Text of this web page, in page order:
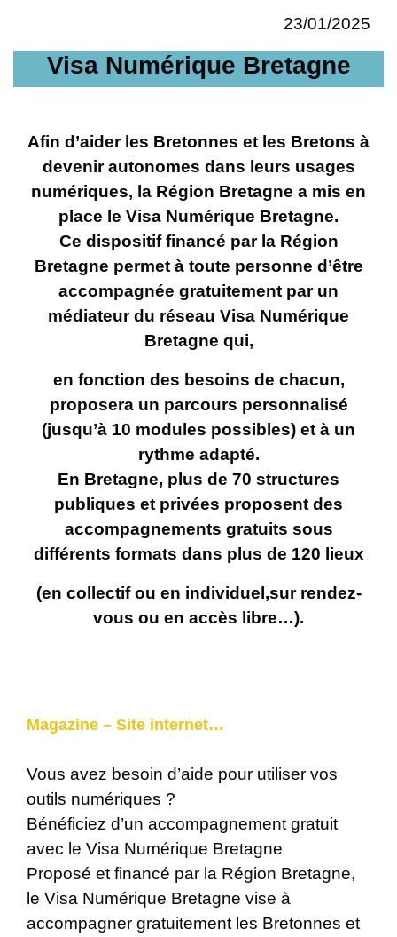
23/01/2025
Visa Numérique Bretagne
Afin d’aider les Bretonnes et les Bretons à
devenir autonomes dans leurs usages
numériques, la Région Bretagne a mis en
place le Visa Numérique Bretagne.
Ce dispositif financé par la Région
Bretagne permet à toute personne d’être
accompagnée gratuitement par un
médiateur du réseau Visa Numérique
Bretagne qui,
en fonction des besoins de chacun,
proposera un parcours personnalisé
(jusqu’à 10 modules possibles) et à un
rythme adapté.
En Bretagne, plus de 70 structures
publiques et privées proposent des
accompagnements gratuits sous
différents formats dans plus de 120 lieux
(en collectif ou en individuel,sur rendez-
vous ou en accès libre…).
Magazine – Site internet…
Vous avez besoin d’aide pour utiliser vos
outils numériques ?
Bénéficiez d’un accompagnement gratuit
avec le Visa Numérique Bretagne
Proposé et financé par la Région Bretagne,
le Visa Numérique Bretagne vise à
accompagner gratuitement les Bretonnes et